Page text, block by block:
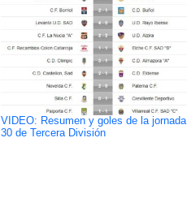
VIDEO: Resumen y goles de la jornada
30 de Tercera División